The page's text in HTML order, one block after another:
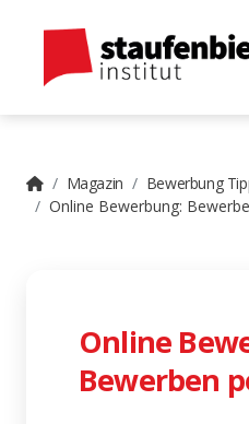
Magazin
Bewerbung
Online Bewerbung:
Online
Bewerben